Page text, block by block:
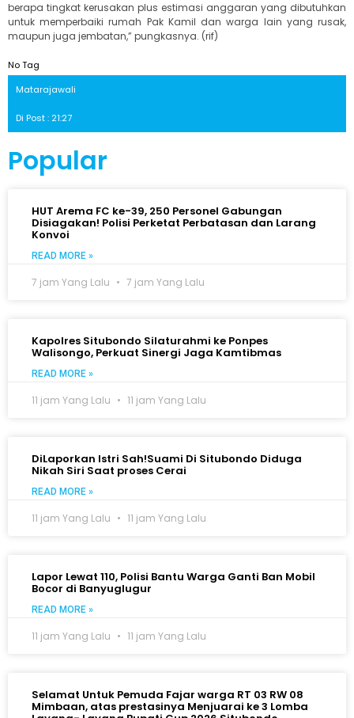
berapa tingkat kerusakan plus estimasi anggaran yang dibutuhkan
untuk memperbaiki rumah Pak Kamil dan warga lain yang rusak,
maupun juga jembatan,” pungkasnya. (rif)
No Tag
Matarajawali
Di Post : 21:27
Popular
HUT Arema FC ke-39, 250 Personel Gabungan
Disiagakan! Polisi Perketat Perbatasan dan Larang
Konvoi
READ MORE »
7 jam Yang Lalu 7 jam Yang Lalu
Kapolres Situbondo Silaturahmi ke Ponpes
Walisongo, Perkuat Sinergi Jaga Kamtibmas
READ MORE »
11 jam Yang Lalu 11 jam Yang Lalu
DiLaporkan Istri Sah!Suami Di Situbondo Diduga
Nikah Siri Saat proses Cerai
READ MORE »
11 jam Yang Lalu 11 jam Yang Lalu
Lapor Lewat 110, Polisi Bantu Warga Ganti Ban Mobil
Bocor di Banyuglugur
READ MORE »
11 jam Yang Lalu 11 jam Yang Lalu
Selamat Untuk Pemuda Fajar warga RT 03 RW 08
Mimbaan, atas prestasinya Menjuarai ke 3 Lomba